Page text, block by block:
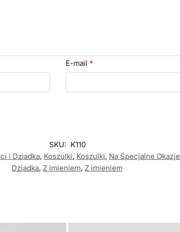
E-mail *
SKU: K110
i Dziadka, Koszulki, Koszulki, Na Specjalne Okazje
Dziadka, Z imieniem, Z imieniem